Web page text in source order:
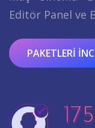
Editör Panel ve
PAKETLERI